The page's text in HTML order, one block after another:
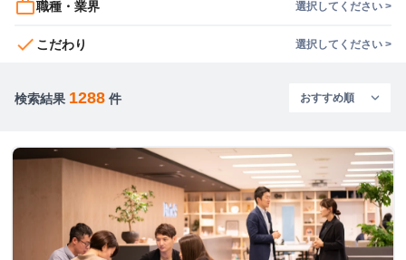
work_outline職種・業界 選択してください >
check こだわり 選択してください >
検索結果 1288 件